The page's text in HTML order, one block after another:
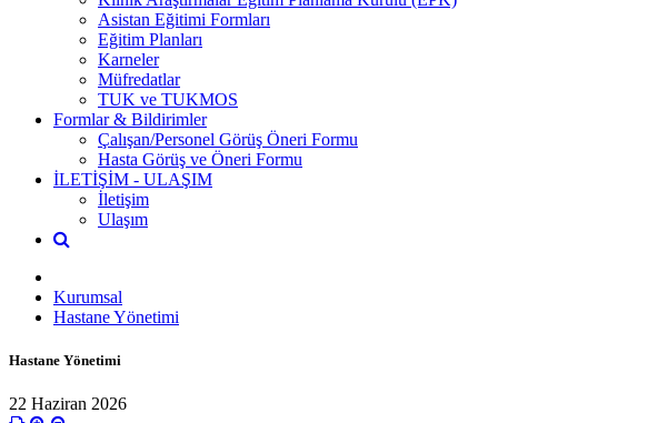
Asistan Eğitimi Formları
Eğitim Planları
Karneler
Müfredatlar
TUK ve TUKMOS
Formlar & Bildirimler
Çalışan/Personel Görüş Öneri Formu
Hasta Görüş ve Öneri Formu
İLETİŞİM - ULAŞIM
İletişim
Ulaşım
Kurumsal
Hastane Yönetimi
Hastane Yönetimi
22 Haziran 2026